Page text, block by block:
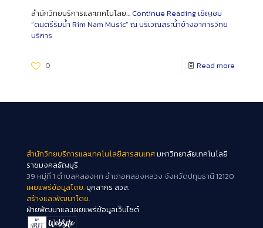
สำนักวิทยบริการและเทคโนโลย… Continue Readingเชิญชม
“ดนตรีริมน้ำ Rim Nam Music” ณ บริเวณสระน้ำข้างอาคารวิทย
บริการ
0 Read more
สำนักวิทยบริการและเทคโนโลยีสารสนเทศมหาวิทยาลัยเทคโนโลยี
ราชมงคลธัญบุรี
39 หมู่ที่ 1 ตำบลคลองหก อำเภอคลองหลวง จังหวัดปทุมธานี 12120
เผยแพร่ข้อมูลโดย.บุคลากร สวส.
สร้างและพัฒนาโดย.
ฝ่ายพัฒนาและเผยแพร่ข้อมูลเว็บไซต์